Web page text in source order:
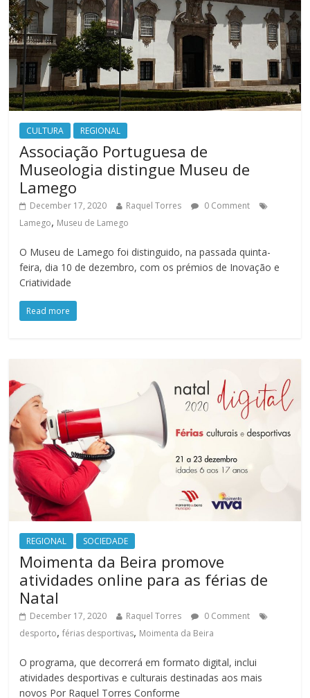
CULTURA REGIONAL
Associação Portuguesa de
Museologia distingue Museu de
Lamego
December 17, 2020 Raquel Torres
0 Comment
Lamego, Museu de Lamego
O Museu de Lamego foi distinguido, na passada quinta-
feira, dia 10 de dezembro, com os prémios de Inovação e
Criatividade
Read more
REGIONAL SOCIEDADE
Moimenta da Beira promove
atividades online para as férias de
Natal
December 17, 2020 Raquel Torres
0 Comment
desporto,férias desportivas, Moimenta da Beira
O programa, que decorrerá em formato digital, inclui
atividades desportivas e culturais destinadas aos mais
novos Por Raquel Torres Conforme